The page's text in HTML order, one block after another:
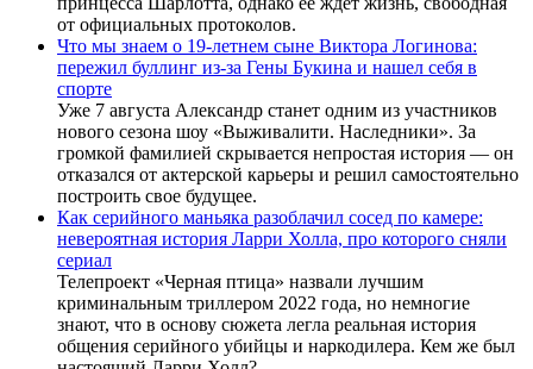
от официальных протоколов.
Что мы знаем о 19-летнем сыне Виктора Логинова:
пережил буллинг из-за Гены Букина и нашел себя в
спорте
Уже 7 августа Александр станет одним из участников
нового сезона шоу «Выживалити. Наследники». За
громкой фамилией скрывается непростая история — он
отказался от актерской карьеры и решил самостоятельно
построить свое будущее.
Как серийного маньяка разоблачил сосед по камере:
невероятная история Ларри Холла, про которого сняли
сериал
Телепроект «Черная птица» назвали лучшим
криминальным триллером 2022 года, но немногие
знают, что в основу сюжета легла реальная история
общения серийного убийцы и наркодилера. Кем же был